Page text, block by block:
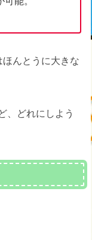
んとうに大きな
、どれにしよう